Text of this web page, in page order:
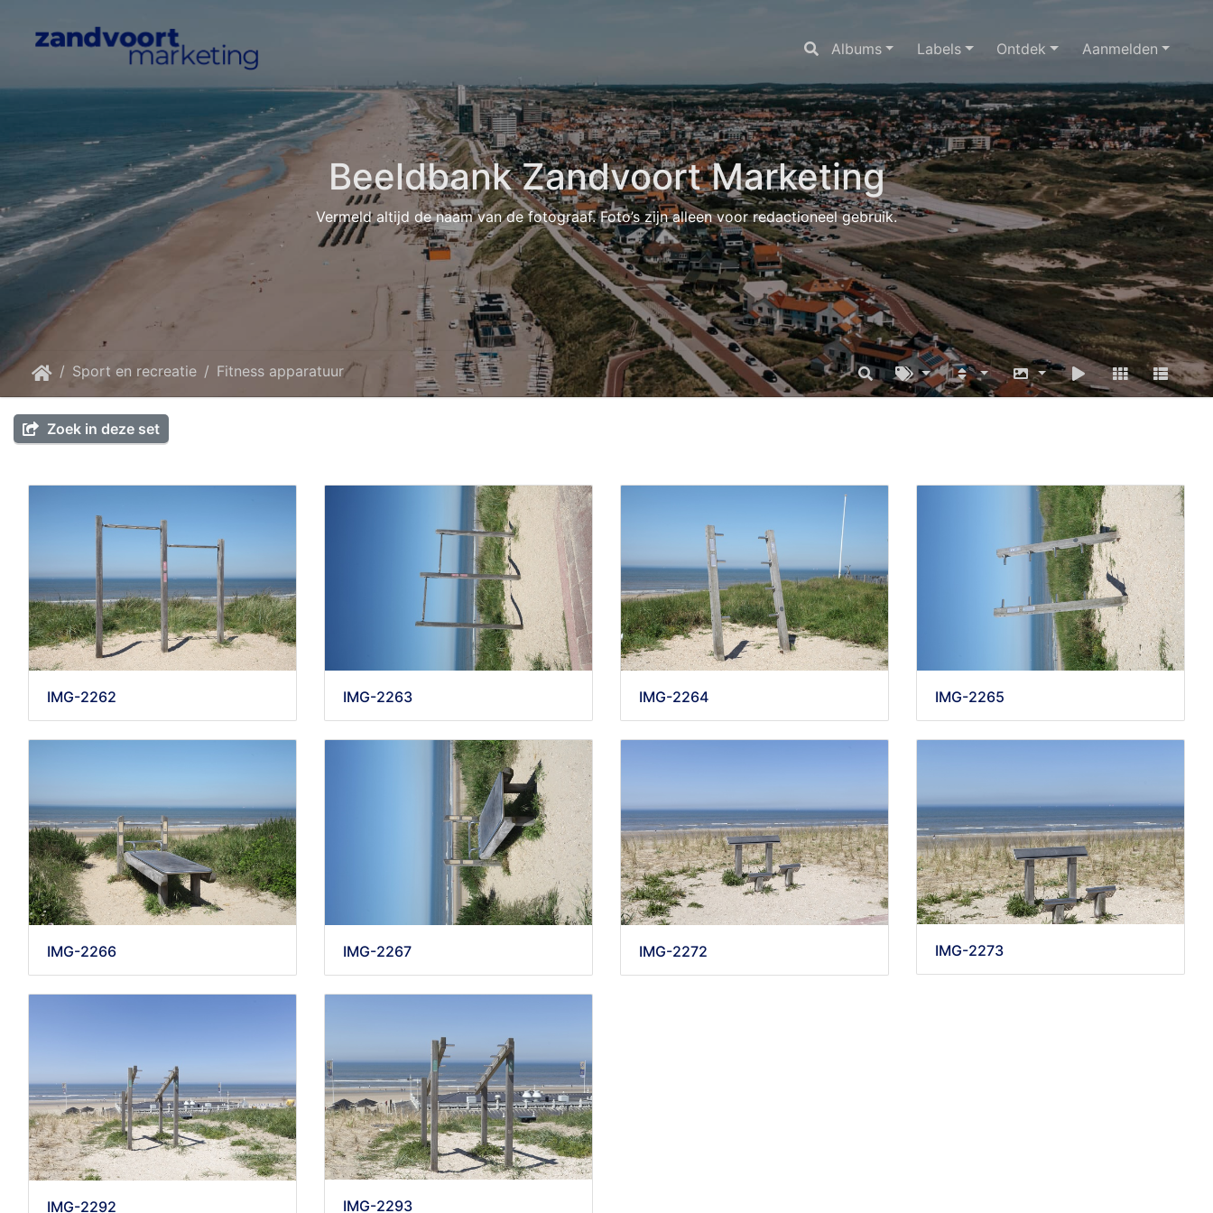
Albums Labels Ontdek Aanmelden
Beeldbank Zandvoort Marketing
Vermeld altijd de naam van de fotograaf. Foto’s zijn alleen voor redactioneel gebruik.
Sport en recreatie Fitness apparatuur
Zoek in deze set
IMG-2262 IMG-2263 IMG-2264 IMG-2265
IMG-2266 IMG-2267 IMG-2272 IMG-2273
IMG-2292 IMG-2293